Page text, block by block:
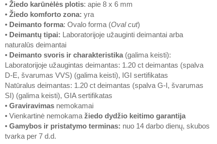
• Žiedo karūnėlės plotis: apie 8 x 6 mm
• Žiedo komforto zona: yra
• Deimanto forma: Ovalo forma (Oval cut)
• Deimantų tipai: Laboratorijoje užauginti deimantai arba
naturalūs deimantai
• Deimanto svoris ir charakteristika (galima keisti):
Laboratorijoje užaugintas deimantas: 1.20 ct deimantas (spalva
D-E, švarumas VVS) (galima keisti), IGI sertifikatas
Natūralus deimantas: 1.20 ct deimantas (spalva G-I, švarumas
SI) (galima keisti), GIA sertifikatas
• Graviravimas nemokamai
• Vienkartinė nemokama žiedo dydžio keitimo garantija
• Gamybos ir pristatymo terminas: nuo 14 darbo dienų, skubos
tvarka per 7 d.d.